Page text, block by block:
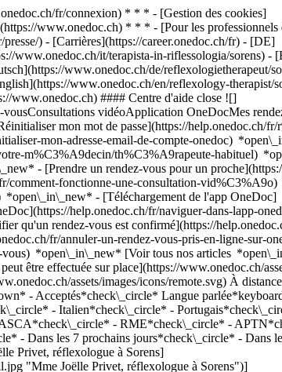
fr/connexion) * * * - [Gestion des cookies]
www.onedoc.ch) * * * - [Pour les professionnels
) - [Carrières](https://career.onedoc.ch/fr) - [DE]
www.onedoc.ch/it/terapista-in-riflessologia/sorens) -
www.onedoc.ch/de/reflexologietherapeut/
www.onedoc.ch/en/reflexology-therapist/
www.onedoc.ch) #### Centre d'aide close ![]
vidéoApplication OneDocMes
mon mot de passe](https://help.onedoc.ch/
mon-adresse-email-de-compte-onedoc)
m%C3%A9decin/th%C3%A9rapeute-habituel)
- [Prendre un rendez-vous pour un
comment-fonctionne-une-consultation-
*open\_in\_new* - [Téléchargement de l'app OneDoc]
help.onedoc.ch/fr/naviguer-dans-lapp-
à distance en vidéo](https://www.onedoc.ch/assets/images/icons/remote.svg) À distance Rechercher #### Spécialités #### Praticiens #### Établissements edit Réflexologue à Sorens tune Filtrer par Nouveaux patients*keyboard\_arrow\_down* - Acceptés*check\_circle* Langue parlée*keyboard\_arrow\_down* - Albanais*check\_circle* - Allemand*check\_circle* - Anglais*check\_circle* - Espagnol*check\_circle* - Français*check\_circle* - Italien*check\_circle* - Portugais*check\_circle* - Roumain*check\_circle* Sexe*keyboard\_arrow\_down* - Femme*check\_circle* - Homme*check\_circle* Réseau*keyboard\_arrow\_down* - ASCA*check\_circle* - RME*check\_circle* - APTN*check\_circle* Disponibilité*keyboard\_arrow\_down* - Disponible aujourdhui*check\_circle* - Dans les 3 prochains jours*check\_circle* - Dans les 7 prochains jours*check\_circle* - Dans les 14 prochains jours*check\_circle* # Réflexologue à Sorens: prenez rendez-vous en ligne aujourd'hui ## 1 résultat à Sorens [![Mme Joëlle Privet, réflexologue à Sorens](https://assets.onedoc.ch/images/users/a5713e46e2a0c6a590be30e9b177aa0fbe541467ad53f7c782d6f7b033a81333-small.jpg "Mme Joëlle Privet, réflexologue à Sorens")](https://www.onedoc.ch/fr/reflexologue/sorens/pcmtu/joelle-privet) ### [Mme Joëlle Privet](https://www.onedoc.ch/fr/reflexologue/sorens/pcmtu/joelle-privet) ![Badge indiquant un profil vérifié](https://www.onedoc.ch/assets/images/icons/checkmark.svg) Réflexologue Reflexe-massage La Gissetta 100 1642 Sorens ![Mme Joëlle Privet est affiliée au réseau ASCA](https://assets.onedoc.ch/images/networks/logos/496d325fd4282f2f0a46197dd629fd16fcd2d324839e441a2a65aaa74df08a15-small.png)![Mme Joëlle Privet est affiliée au réseau RME](https://assets.onedoc.ch/images/networks/logos/a202aabd14cdddb5ff03205af2481fb805645ff903773c55a6c572d22f23762e-small.png) ![Icône patient avec un signe plus annonçant que le professionnel accepte de nouveaux patients](https://www.onedoc.ch/assets/images/icons/new-patients.svg)Accepte les nouveaux patients [Réserver un RDV](https://www.onedoc.ch/fr/reflexologue/sorens/pcmtu/joelle-privet) *chevron\_left* lun. 03 août *chevron\_right* Voir plus de rendez-vous *error\_outline* Une erreur s'est produite lors du chargement des disponibilités [Réessayer](https://www.onedoc.ch) ## __Réflexologues__: d'autres spécialistes sont réservables en ligne dans les environs de __Sorens__ [![Mme Laurence Gehrig, masseuse thérapeutique à Marsens](https://assets.onedoc.ch/images/users/b729571f06a243ac86fe9641ead8ce4dc54293a26de359375c51790de0ea29ef-small.jpg "Mme Laurence Gehrig, masseuse thérapeutique à Marsens")](https://www.onedoc.ch/fr/masseuse-therapeutique/marsens/pcttf/laurence-gehrig) ### [Mme Laurence Gehrig](https://www.onedoc.ch/fr/masseuse-therapeutique/marsens/pcttf/laurence-gehrig) ![Badge indiquant un profil vérifié](https://www.onedoc.ch/assets/images/icons/checkmark.svg) [Masseuse thérapeutique](https://www.onedoc.ch/fr/masseur-therapeutique/marsens), [Réflexologue](https://www.onedoc.ch/fr/reflexologue/marsens) Laurence Gehrig Massages Le Crêt 24 1633 Marsens ![Mme Laurence Gehrig est affiliée au réseau ASCA](https://assets.onedoc.ch/images/networks/logos/496d325fd4282f2f0a46197dd629fd16fcd2d324839e441a2a65aaa74df08a15-small.png)![Mme Laurence Gehrig est affiliée au réseau RME](https://assets.onedoc.ch/images/networks/logos/a202aabd14cdddb5ff03205af2481fb805645ff903773c55a6c572d22f23762e-small.png) ![Icône patient avec un signe plus annonçant que le professionnel accepte de nouveaux patients](https://www.onedoc.ch/assets/images/icons/new-patients.svg)Accepte les nouveaux patients [Réserver un RDV](https://www.onedoc.ch/fr/masseuse-therapeutique/marsens/pcttf/laurence-gehrig) *chevron\_left* lun. 03 août *chevron\_right* Voir plus de rendez-vous *error\_outline* Une erreur s'est produite lors du chargement des disponibilités [Réessayer](https://www.onedoc.ch) [![Mme Barbara Clément, thérapeute en nutrition MCO à Echarlens](https://assets.onedoc.ch/images/users/51fc3cdde4f46821a582f6adf5623670054c24d12fad9771d68523e892b5d1e7-small.png "Mme Barbara Clément, thérapeute en nutrition MCO à Echarlens")](https://www.onedoc.ch/fr/therapeute-en-nutrition-mco/echarlens/pjn4/barbara-clement) ### [Mme Barbara Clément](https://www.onedoc.ch/fr/therapeute-en-nutrition-mco/echarlens/pjn4/barbara-clement) ![Badge indiquant un profil vérifié](https://www.onedoc.ch/assets/images/icons/checkmark.svg) [Thérapeute en nutrition MCO](https://www.onedoc.ch/fr/therapeute-en-nutrition-mco/echarlens), [Réflexologue](https://www.onedoc.ch/fr/reflexologue/echarlens) BC ÉTIOLOGIE Nutrition/Praticienne en Naturopathie/Coach sportif/Réflexologie/Drainage lymphatique/Massage classique/rebouteux/Biorésonance/Ventouses Route des Chesaux 3 1646 Echarlens ![Mme Barbara Clément est affiliée au réseau ASCA](https://assets.onedoc.ch/images/networks/logos/496d325fd4282f2f0a46197dd629fd16fcd2d324839e441a2a65aaa74df08a15-small.png)![Mme Barbara Clément est affiliée au réseau RME](https://assets.onedoc.ch/images/networks/logos/a202aabd14cdddb5ff03205af2481fb805645ff903773c55a6c572d22f23762e-small.png) ![Icône caméra avec un symbole lecture annonçant que le professionnel de santé propose des consultations vidéo](https://www.onedoc.ch/assets/images/icons/video-consultations.svg)Consultations vidéo disponibles ![Icône patient avec un signe plus annonçant que le professionnel accepte de nouveaux patients](https://www.onedoc.ch/assets/images/icons/new-patients.svg)Accepte les nouveaux patients [Réserver un RDV](https://www.onedoc.ch/fr/therapeute-en-nutrition-mco/echarlens/pjn4/barbara-clement) *chevron\_left* lun. 03 août *chevron\_right* Voir plus de rendez-vous *error\_outline* Une erreur s'est produite lors du chargement des disponibilités [Réessayer](https://www.onedoc.ch) [![Mme Krystel Félix, masseuse classique à Gibloux](https://assets.onedoc.ch/images/users/af2188ce42741d8c4891d81906a8c5aad4e3313dfc2e6241af9678c5ffabc502-small.png "Mme Krystel Félix, masseuse classique